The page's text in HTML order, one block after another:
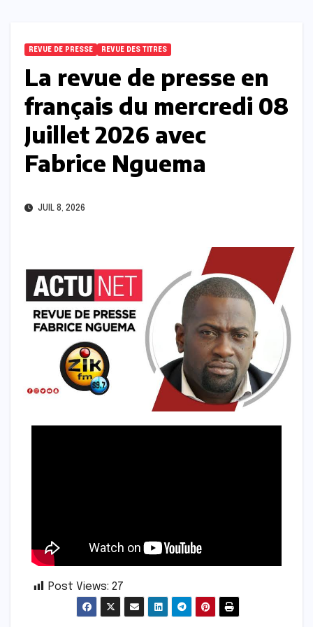
REVUE DE PRESSE REVUE DES TITRES
La revue de presse en
français du mercredi 08
Juillet 2026 avec
Fabrice Nguema
JUIL 8, 2026
Post Views: 27